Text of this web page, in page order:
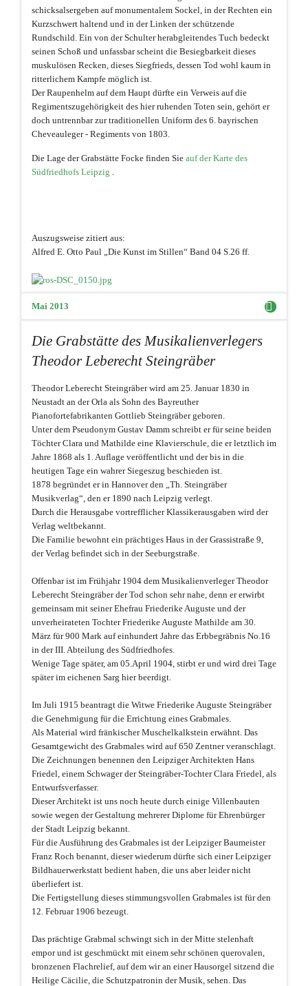
schicksalsergeben auf monumentalem Sockel, in der Rechten ein
Kurzschwert haltend und in der Linken der schützende
Rundschild. Ein von der Schulter herabgleitendes Tuch bedeckt
seinen Schoß und unfassbar scheint die Besiegbarkeit dieses
muskulösen Recken, dieses Siegfrieds, dessen Tod wohl kaum in
ritterlichem Kampfe möglich ist.
Der Raupenhelm auf dem Haupt dürfte ein Verweis auf die
Regimentszugehörigkeit des hier ruhenden Toten sein, gehört er
doch untrennbar zur traditionellen Uniform des 6. bayrischen
Cheveauleger - Regiments von 1803.
Die Lage der Grabstätte Focke finden Sie auf der Karte des
Südfriedhofs Leipzig .
Auszugsweise zitiert aus:
Alfred E. Otto Paul „Die Kunst im Stillen“ Band 04 S.26 ff.
Mai 2013
Die Grabstätte des Musikalienverlegers
Theodor Leberecht Steingräber
Theodor Leberecht Steingräber wird am 25. Januar 1830 in
Neustadt an der Orla als Sohn des Bayreuther
Pianofortefabrikanten Gottlieb Steingräber geboren.
Unter dem Pseudonym Gustav Damm schreibt er für seine beiden
Töchter Clara und Mathilde eine Klavierschule, die er letztlich im
Jahre 1868 als 1. Auflage veröffentlicht und der bis in die
heutigen Tage ein wahrer Siegeszug beschieden ist.
1878 begründet er in Hannover den „Th. Steingräber
Musikverlag“, den er 1890 nach Leipzig verlegt.
Durch die Herausgabe vortrefflicher Klassikerausgaben wird der
Verlag weltbekannt.
Die Familie bewohnt ein prächtiges Haus in der Grassistraße 9,
der Verlag befindet sich in der Seeburgstraße.
Offenbar ist im Frühjahr 1904 dem Musikalienverleger Theodor
Leberecht Steingräber der Tod schon sehr nahe, denn er erwirbt
gemeinsam mit seiner Ehefrau Friederike Auguste und der
unverheirateten Tochter Friederike Auguste Mathilde am 30.
März für 900 Mark auf einhundert Jahre das Erbbegräbnis No.16
in der III. Abteilung des Südfriedhofes.
Wenige Tage später, am 05.April 1904, stirbt er und wird drei Tage
später im eichenen Sarg hier beerdigt.
Im Juli 1915 beantragt die Witwe Friederike Auguste Steingräber
die Genehmigung für die Errichtung eines Grabmales.
Als Material wird fränkischer Muschelkalkstein erwähnt. Das
Gesamtgewicht des Grabmales wird auf 650 Zentner veranschlagt.
Die Zeichnungen benennen den Leipziger Architekten Hans
Friedel, einem Schwager der Steingräber-Tochter Clara Friedel, als
Entwurfsverfasser.
Dieser Architekt ist uns noch heute durch einige Villenbauten
sowie wegen der Gestaltung mehrerer Diplome für Ehrenbürger
der Stadt Leipzig bekannt.
Für die Ausführung des Grabmales ist der Leipziger Baumeister
Franz Roch benannt, dieser wiederum dürfte sich einer Leipziger
Bildhauerwerkstatt bedient haben, die uns aber leider nicht
überliefert ist.
Die Fertigstellung dieses stimmungsvollen Grabmales ist für den
12. Februar 1906 bezeugt.
Das prächtige Grabmal schwingt sich in der Mitte stelenhaft
empor und ist geschmückt mit einem sehr schönen querovalen,
bronzenen Flachrelief, auf dem wir an einer Hausorgel sitzend die
Heilige Cäcilie, die Schutzpatronin der Musik, sehen. Das